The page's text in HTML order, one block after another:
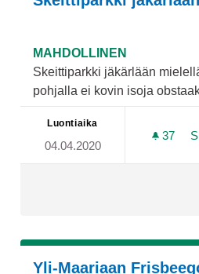
MAHDOLLINEN
Skeittiparkki jäkärlään
pohjalla ei kovin isoja
Luontiaika
04.04.2020
37
Yli-Maariaan